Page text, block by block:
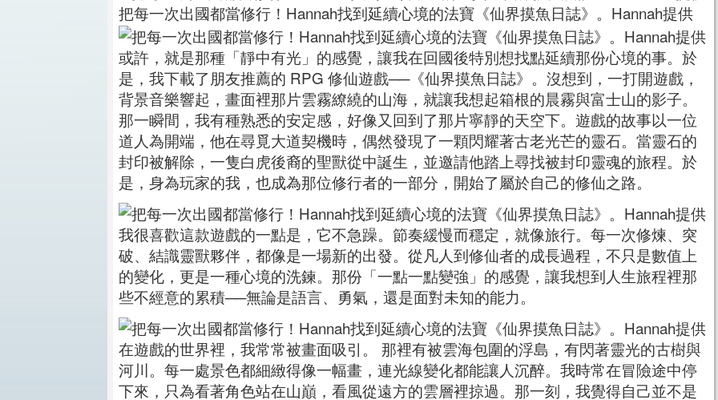
把每一次出國都當修行！Hannah找到延續心境的法寶《仙界摸魚日誌》。Hannah提供
或許，就是那種「靜中有光」的感覺，讓我在回國後特別想找點延續那份心境的事。於
是，我下載了朋友推薦的 RPG 修仙遊戲──《仙界摸魚日誌》。沒想到，一打開遊戲，
背景音樂響起，畫面裡那片雲霧繚繞的山海，就讓我想起箱根的晨霧與富士山的影子。
那一瞬間，我有種熟悉的安定感，好像又回到了那片寧靜的天空下。遊戲的故事以一位
道人為開端，他在尋覓大道契機時，偶然發現了一顆閃耀著古老光芒的靈石。當靈石的
封印被解除，一隻白虎後裔的聖獸從中誕生，並邀請他踏上尋找被封印靈魂的旅程。於
是，身為玩家的我，也成為那位修行者的一部分，開始了屬於自己的修仙之路。
我很喜歡這款遊戲的一點是，它不急躁。節奏緩慢而穩定，就像旅行。每一次修煉、突
破、結識靈獸夥伴，都像是一場新的出發。從凡人到修仙者的成長過程，不只是數值上
的變化，更是一種心境的洗鍊。那份「一點一點變強」的感覺，讓我想到人生旅程裡那
些不經意的累積──無論是語言、勇氣，還是面對未知的能力。
在遊戲的世界裡，我常常被畫面吸引。 那裡有被雲海包圍的浮島，有閃著靈光的古樹與
河川。每一處景色都細緻得像一幅畫，連光線變化都能讓人沉醉。我時常在冒險途中停
下來，只為看著角色站在山巔，看風從遠方的雲層裡掠過。那一刻，我覺得自己並不是